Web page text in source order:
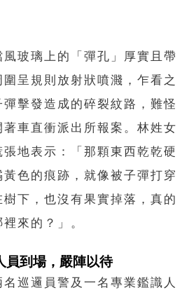
風玻璃上的「彈孔」厚實且帶
呈規則放射狀噴濺，乍看之
擊發造成的碎裂紋路，難怪
車直衝派出所報案。林姓女
地表示：「那顆東西乾乾硬
色的痕跡，就像被子彈打穿
下，也沒有果實掉落，真的
來的？」。
員到場，嚴陣以待
巡邏員警及一名專業鑑識人